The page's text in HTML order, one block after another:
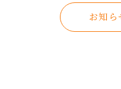
お知ら